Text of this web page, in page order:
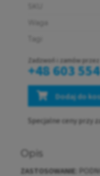
Zadzwoń i zamów
+48 603
Dodaj do
Specjalne ceny przy
Opis
ZASTOSOWANIE: